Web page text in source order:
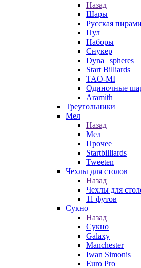
Назад
Шары
Русская
Пул
Наборы
Снукер
Dyna | spheres
Start Billiards
TAO-MI
Одиночные
Aramith
Треугольники
Мел
Назад
Мел
Прочее
Startbilliards
Tweeten
Чехлы для столов
Назад
Чехлы для
11 футов
Сукно
Назад
Сукно
Galaxy
Manchester
Iwan Simonis
Euro Pro